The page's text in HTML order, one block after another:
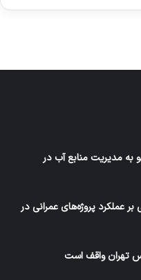
به مدیریت منابع آب در
عملکرد پروژه‌های عمرانی در
تهران واقف است